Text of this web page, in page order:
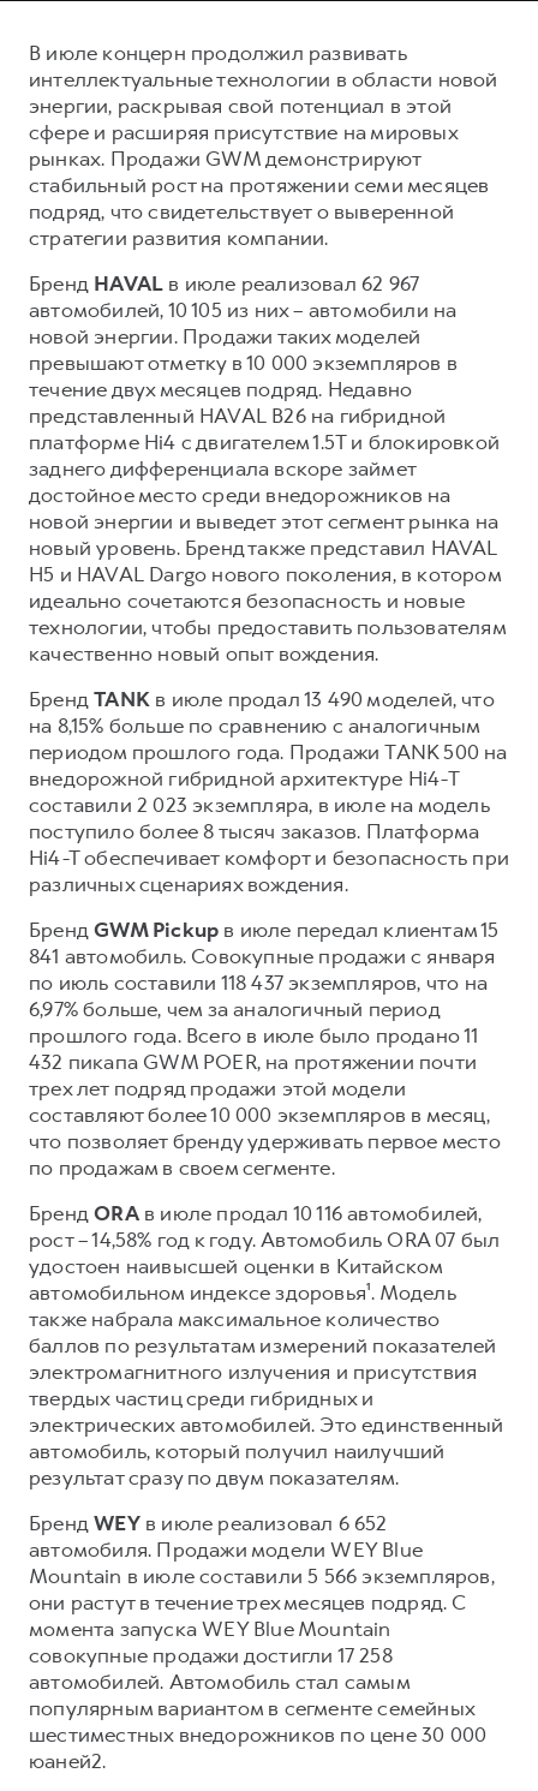
HAVAL Лизинг
АКСЕССУАРЫ HAVAL
Автомобильные аксессуары
Коллекция CITY
Коллекция Базовая
Коллекция Детская
Автомобильные аксессуары
Коллекция CITY
Коллекция Базовая
Коллекция Детская
В июле концерн продолжил развивать
интеллектуальные технологии в области новой
энергии, раскрывая свой потенциал в этой
сфере и расширяя присутствие на мировых
рынках. Продажи GWM демонстрируют
стабильный рост на протяжении семи месяцев
подряд, что свидетельствует о выверенной
стратегии развития компании.
Бренд HAVAL в июле реализовал 62 967
автомобилей, 10 105 из них – автомобили на
новой энергии. Продажи таких моделей
превышают отметку в 10 000 экземпляров в
течение двух месяцев подряд. Недавно
представленный HAVAL B26 на гибридной
платформе Hi4 с двигателем 1.5Т и блокировкой
заднего дифференциала вскоре займет
достойное место среди внедорожников на
новой энергии и выведет этот сегмент рынка на
новый уровень. Бренд также представил HAVAL
H5 и HAVAL Dargo нового поколения, в котором
идеально сочетаются безопасность и новые
технологии, чтобы предоставить пользователям
качественно новый опыт вождения.
БрендTANK в июле продал 13 490 моделей, что
на 8,15% больше по сравнению с аналогичным
периодом прошлого года. Продажи TANK 500 на
внедорожной гибридной архитектуре Hi4-T
составили 2 023 экземпляра, в июле на модель
поступило более 8 тысяч заказов. Платформа
Hi4-T обеспечивает комфорт и безопасность при
различных сценариях вождения.
БрендGWM Pickup в июле передал клиентам 15
841 автомобиль. Совокупные продажи с января
по июль составили 118 437 экземпляров, что на
6,97% больше, чем за аналогичный период
прошлого года. Всего в июле было продано 11
432 пикапа GWM POER, на протяжении почти
трех лет подряд продажи этой модели
составляют более 10 000 экземпляров в месяц,
что позволяет бренду удерживать первое место
по продажам в своем сегменте.
БрендORAв июле продал 10 116 автомобилей,
рост – 14,58% год к году. Автомобиль ORA 07 был
удостоен наивысшей оценки в Китайском
автомобильном индексе здоровья¹. Модель
также набрала максимальное количество
баллов по результатам измерений показателей
электромагнитного излучения и присутствия
твердых частиц среди гибридных и
электрических автомобилей. Это единственный
автомобиль, который получил наилучший
результат сразу по двум показателям.
БрендWEYв июле реализовал 6 652
автомобиля. Продажи модели WEY Blue
Mountain в июле составили 5 566 экземпляров,
они растут в течение трех месяцев подряд. С
момента запуска WEY Blue Mountain
совокупные продажи достигли 17 258
автомобилей. Автомобиль стал самым
популярным вариантом в сегменте семейных
шестиместных внедорожников по цене 30 000
юаней2.